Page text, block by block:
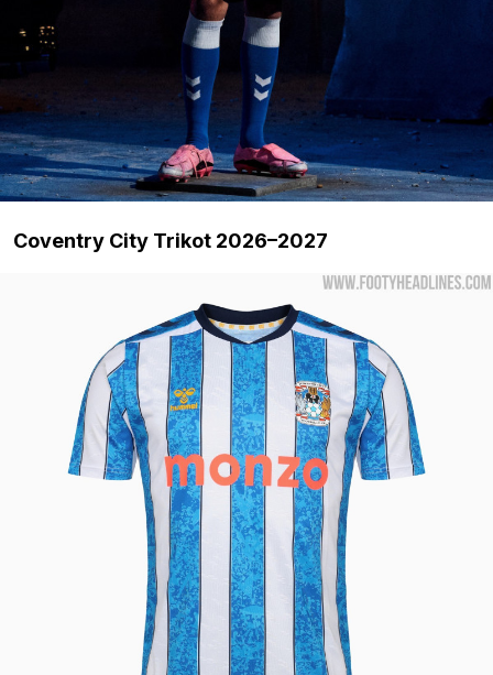
Coventry City Trikot 2026–2027